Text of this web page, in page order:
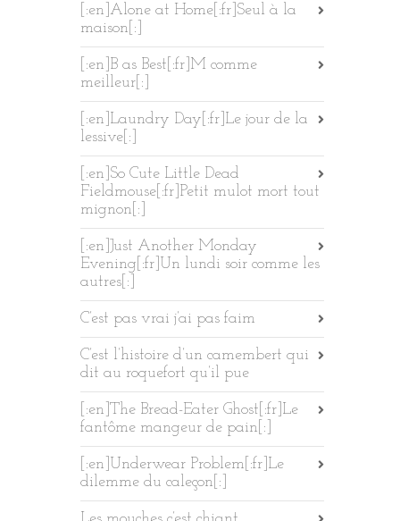
[:en]Alone at Home[:fr]Seul à la
maison[:]
[:en]B as Best[:fr]M comme
meilleur[:]
[:en]Laundry Day[:fr]Le jour de la
lessive[:]
[:en]So Cute Little Dead
Fieldmouse[:fr]Petit mulot mort tout
mignon[:]
[:en]Just Another Monday
Evening[:fr]Un lundi soir comme les
autres[:]
C’est pas vrai j’ai pas faim
C’est l’histoire d’un camembert qui
dit au roquefort qu’il pue
[:en]The Bread-Eater Ghost[:fr]Le
fantôme mangeur de pain[:]
[:en]Underwear Problem[:fr]Le
dilemme du caleçon[:]